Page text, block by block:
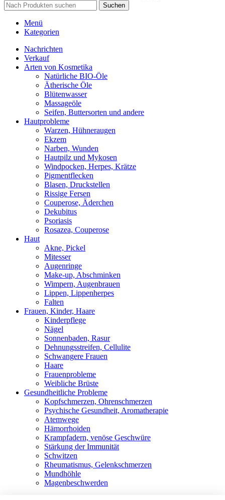
Suchen
Menü
Kategorien
Nachrichten
Verkauf
Arten von Kosmetika
Natürliche BIO-Öle
Ätherische Öle
Blütenwasser
Massageöle
Seifen, Buttersorten und andere
Hautprobleme
Warzen, Hühneraugen
Ekzem
Narben, Wunden
Hautpilz und Mykosen
Windpocken, Herpes, Krätze
Pigmentflecken
Blasen, Druckstellen
Rissige Fersen
Couperose, Äderchen
Dekubitus
Psoriasis
Rosazea, Couperose
Haut
Akne, Pickel
Mitesser
Augenringe
Make-up, Abschminken
Wimpern, Augenbrauen
Lippen, Lippenherpes
Falten
Frauen, Kinder, Haare
Kinderpflege
Nägel
Sonnenbaden, Rasur
Dehnungsstreifen, Cellulite
Schwangere Frauen
Haare
Frauenprobleme
Weibliche Brüste
Gesundheitliche Probleme
Kopfschmerzen, Ohrenschmerzen
Psychische Gesundheit, Aromatherapie
Atemwege
Hämorrhoiden
Krampfadern, venöse Geschwüre
Stärkung der Immunität
Schwitzen
Rheumatismus, Gelenkschmerzen
Mundhöhle
Magenbeschwerden